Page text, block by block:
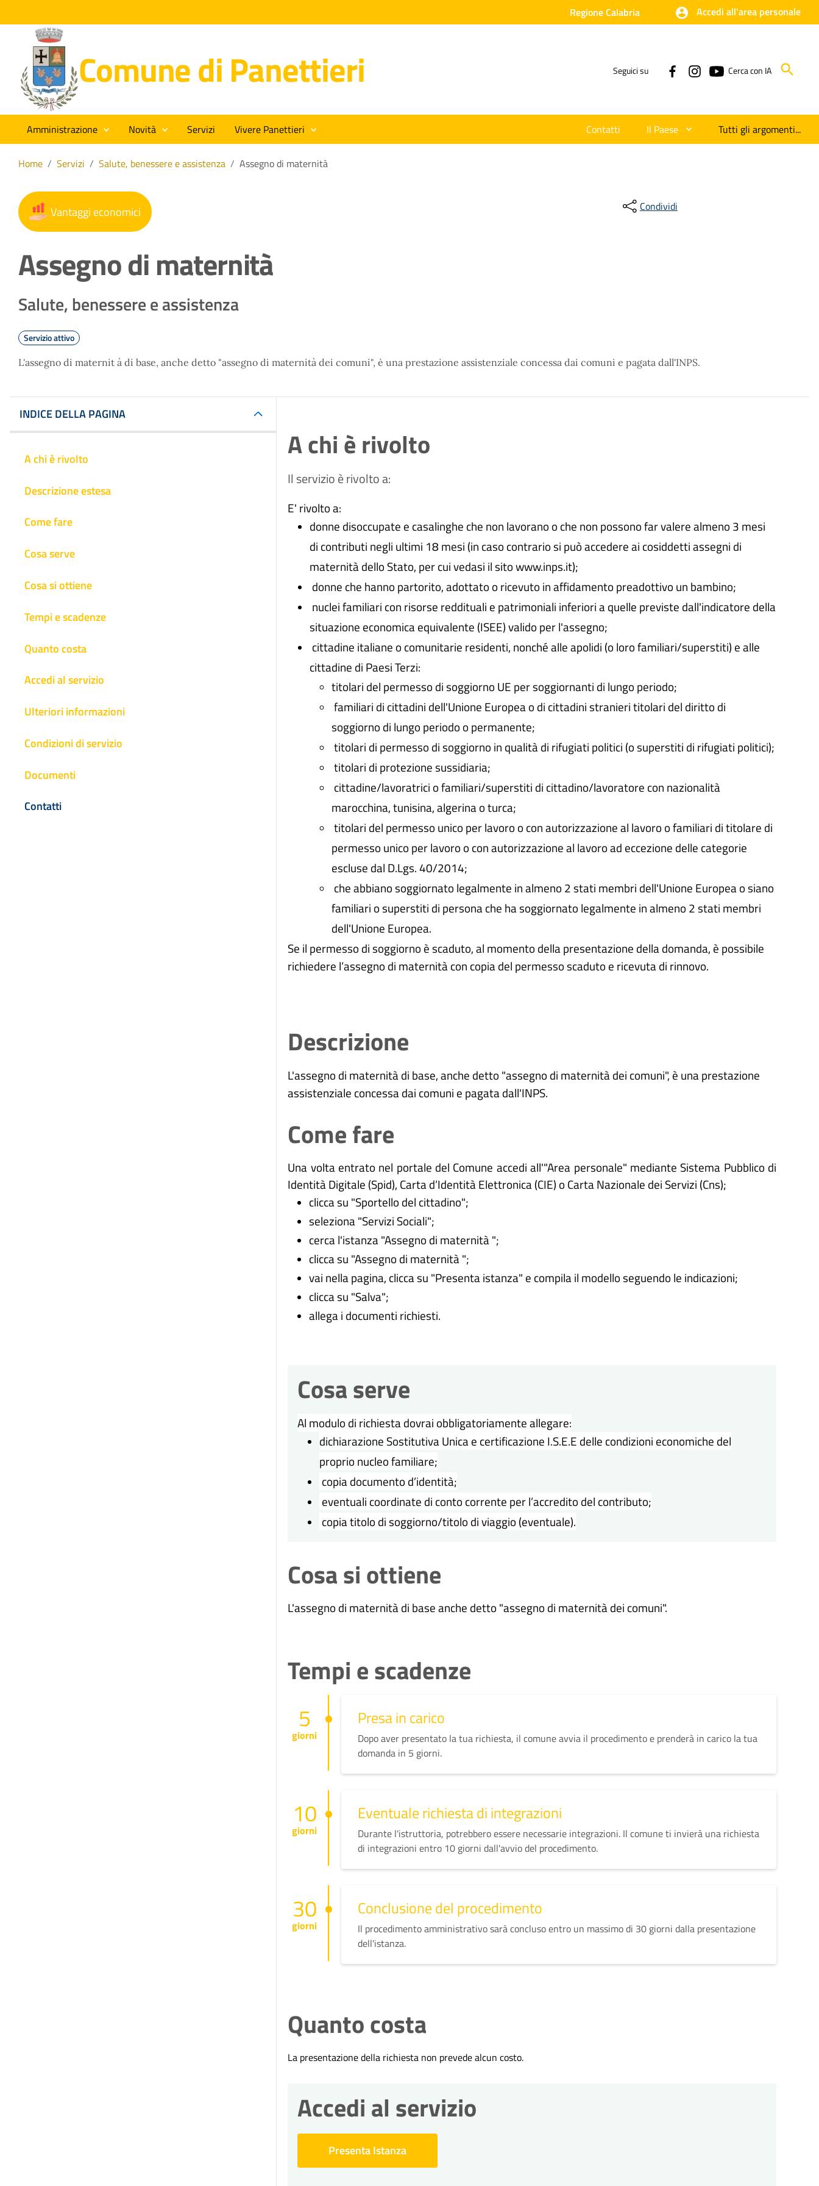
Regione Calabria Accedi all'area personale
Comune di Panettieri Seguici su Cerca con IA
Amministrazione Novità Servizi Vivere Panettieri Contatti Il Paese Tutti gli argomenti...
Home / Servizi / Salute, benessere e assistenza / Assegno di maternità
Vantaggi economici Condividi
Assegno di maternità
Salute, benessere e assistenza
Servizio attivo
L'assegno di maternit à di base, anche detto "assegno di maternità dei comuni", è una prestazione assistenziale concessa dai comuni e pagata dall'INPS.
INDICE DELLA PAGINA
A chi è rivolto
Descrizione estesa
Come fare
Cosa serve
Cosa si ottiene
Tempi e scadenze
Quanto costa
Accedi al servizio
Ulteriori informazioni
Condizioni di servizio
Documenti
Contatti
A chi è rivolto
Il servizio è rivolto a:
E' rivolto a:
donne disoccupate e casalinghe che non lavorano o che non possono far valere almeno 3 mesi
di contributi negli ultimi 18 mesi (in caso contrario si può accedere ai cosiddetti assegni di
maternità dello Stato, per cui vedasi il sito www.inps.it);
donne che hanno partorito, adottato o ricevuto in affidamento preadottivo un bambino;
nuclei familiari con risorse reddituali e patrimoniali inferiori a quelle previste dall'indicatore della
situazione economica equivalente (ISEE) valido per l'assegno;
cittadine italiane o comunitarie residenti, nonché alle apolidi (o loro familiari/superstiti) e alle
cittadine di Paesi Terzi:
titolari del permesso di soggiorno UE per soggiornanti di lungo periodo;
familiari di cittadini dell'Unione Europea o di cittadini stranieri titolari del diritto di
soggiorno di lungo periodo o permanente;
titolari di permesso di soggiorno in qualità di rifugiati politici (o superstiti di rifugiati politici);
titolari di protezione sussidiaria;
cittadine/lavoratrici o familiari/superstiti di cittadino/lavoratore con nazionalità
marocchina, tunisina, algerina o turca;
titolari del permesso unico per lavoro o con autorizzazione al lavoro o familiari di titolare di
permesso unico per lavoro o con autorizzazione al lavoro ad eccezione delle categorie
escluse dal D.Lgs. 40/2014;
che abbiano soggiornato legalmente in almeno 2 stati membri dell'Unione Europea o siano
familiari o superstiti di persona che ha soggiornato legalmente in almeno 2 stati membri
dell'Unione Europea.
Se il permesso di soggiorno è scaduto, al momento della presentazione della domanda, è possibile
richiedere l’assegno di maternità con copia del permesso scaduto e ricevuta di rinnovo.
Descrizione
L'assegno di maternità di base, anche detto "assegno di maternità dei comuni", è una prestazione
assistenziale concessa dai comuni e pagata dall'INPS.
Come fare
Una volta entrato nel portale del Comune accedi all'"Area personale" mediante Sistema Pubblico di
Identità Digitale (Spid), Carta d’Identità Elettronica (CIE) o Carta Nazionale dei Servizi (Cns);
clicca su "Sportello del cittadino";
seleziona "Servizi Sociali";
cerca l'istanza "Assegno di maternità ";
clicca su "Assegno di maternità ";
vai nella pagina, clicca su "Presenta istanza" e compila il modello seguendo le indicazioni;
clicca su "Salva";
allega i documenti richiesti.
Cosa serve
Al modulo di richiesta dovrai obbligatoriamente allegare:
dichiarazione Sostitutiva Unica e certificazione I.S.E.E delle condizioni economiche del
proprio nucleo familiare;
copia documento d’identità;
eventuali coordinate di conto corrente per l’accredito del contributo;
copia titolo di soggiorno/titolo di viaggio (eventuale).
Cosa si ottiene
L'assegno di maternità di base anche detto "assegno di maternità dei comuni".
Tempi e scadenze
5
giorni
Presa in carico
Dopo aver presentato la tua richiesta, il comune avvia il procedimento e prenderà in carico la tua
domanda in 5 giorni.
10
giorni
Eventuale richiesta di integrazioni
Durante l'istruttoria, potrebbero essere necessarie integrazioni. Il comune ti invierà una richiesta
di integrazioni entro 10 giorni dall'avvio del procedimento.
30
giorni
Conclusione del procedimento
Il procedimento amministrativo sarà concluso entro un massimo di 30 giorni dalla presentazione
dell'istanza.
Quanto costa
La presentazione della richiesta non prevede alcun costo.
Accedi al servizio
Presenta Istanza